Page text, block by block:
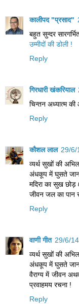
कालीपद "प्रसाद"
बहुत सुन्दर
उम्मीदों की डोली !
Reply
गिरधारी खंकरियाल
चिन्तन अध्यात्म
Reply
कौशल लाल 29/6/
व्यर्थ सुखों की
अंधकूप में घुसते
मदिरा का सुख छोड़
जीवन जल का पान
Reply
वाणी गीत 29/6/
व्यर्थ सुखों की
अंधकूप में घुसते
वैराग्य में जीवन
प्रवाहमय रचना !
Reply